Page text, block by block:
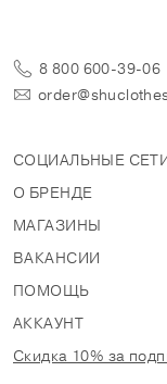
8 800 600-39-06
СОЦИАЛЬНЫЕ
О БРЕНДЕ
МАГАЗИНЫ
ВАКАНСИИ
ПОМОЩЬ
АККАУНТ
Скидка 10% за